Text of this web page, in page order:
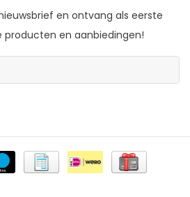
en ontvang als eerste
en aanbiedingen!